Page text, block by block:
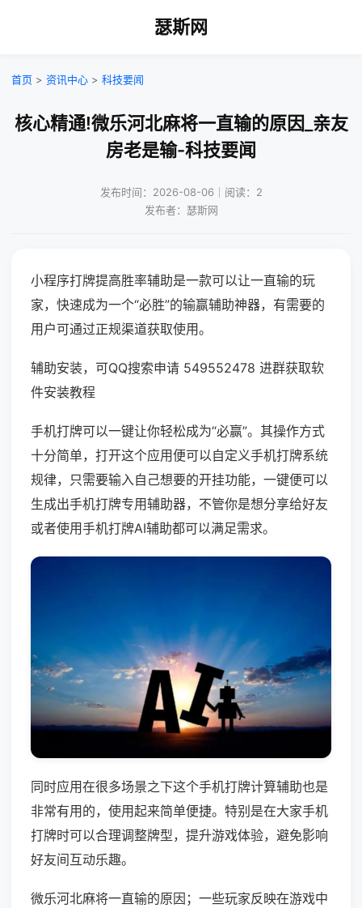
瑟斯网
首页 > 资讯中心 > 科技要闻
核心精通!微乐河北麻将一直输的原因_亲友
房老是输-科技要闻
发布时间：2026-08-06｜阅读：2
发布者：瑟斯网
小程序打牌提高胜率辅助是一款可以让一直输的玩
家，快速成为一个“必胜”的输赢辅助神器，有需要的
用户可通过正规渠道获取使用。
辅助安装，可QQ搜索申请 549552478 进群获取软
件安装教程
手机打牌可以一键让你轻松成为“必赢”。其操作方式
十分简单，打开这个应用便可以自定义手机打牌系统
规律，只需要输入自己想要的开挂功能，一键便可以
生成出手机打牌专用辅助器，不管你是想分享给好友
或者使用手机打牌AI辅助都可以满足需求。
同时应用在很多场景之下这个手机打牌计算辅助也是
非常有用的，使用起来简单便捷。特别是在大家手机
打牌时可以合理调整牌型，提升游戏体验，避免影响
好友间互动乐趣。
微乐河北麻将一直输的原因；一些玩家反映在游戏中